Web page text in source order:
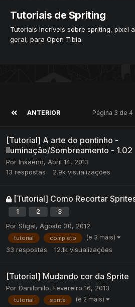
Tutoriais de Spriting
Tutoriais incríveis sobre spriting, pixel
geral, para Open Tibia.
ANTERIOR Página 3 de 4
[Tutorial] A arte do pontinho -
Iluminação/Sombreamento - 1.02
Por Insaend, Abril 14, 2013
13 respostas 2.9k visualizações
[Tutorial] Como Recortar
1 2 3
Por Stigal, Agosto 30, 2012
tutorial completo (e 3 mais)
33 respostas 12.1k visualizações
[Tutorial] Mudando cor da Sprite
Por Danilonilo, Fevereiro 16, 2013
tutorial sprite (e 2 mais)